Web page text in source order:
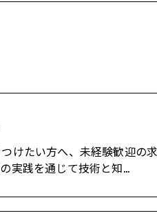
けたい方へ、未経験歓迎の
実践を通じて技術と知…